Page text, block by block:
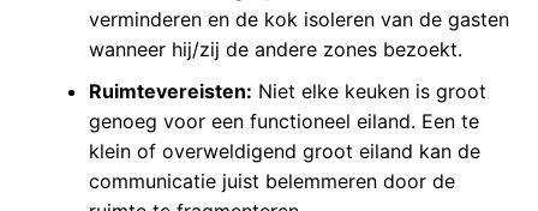
verminderen en de kok isoleren van de gasten
wanneer hij/zij de andere zones bezoekt.
Ruimtevereisten: Niet elke keuken is groot
genoeg voor een functioneel eiland. Een te
klein of overweldigend groot eiland kan de
communicatie juist belemmeren door de